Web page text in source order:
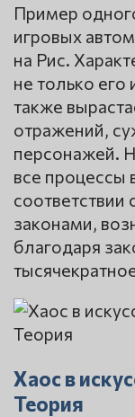
Пример
игровых
на Рис.
не только
также
отражений,
персонажей.
все процессы
законами,
благодаря
Хаос в
Теория